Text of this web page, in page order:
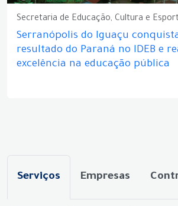
Secretaria de Educação, Cultura e
Serranópolis do Iguaçu
resultado do Paraná no IDEB e
excelência na educação pública
Serviços Empresas